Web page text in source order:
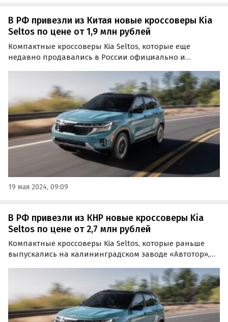
В РФ привезли из Китая новые кроссоверы Kia
Seltos по цене от 1,9 млн рублей
Компактные кроссоверы Kia Seltos, которые еще
недавно продавались в России официально и
теперь поставляют на наш рынок из-за рубежа.
19 мая 2024, 09:09
В РФ привезли из КНР новые кроссоверы Kia
Seltos по цене от 2,7 млн рублей
Компактные кроссоверы Kia Seltos, которые раньше
выпускались на калининградском заводе «Автотор»,
Цены на них на одном из классифайдов стартуют от 2
690 000 рублей, пишут «Автоновости дня».